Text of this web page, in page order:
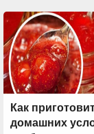
Как
домашних